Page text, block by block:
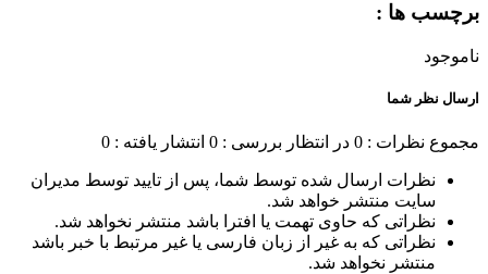
برچسب ها :
ناموجود
ارسال نظر شما
مجموع نظرات : 0 در انتظار بررسی : 0 انتشار یافته : 0
نظرات ارسال شده توسط شما، پس از تایید توسط مدیران
سایت منتشر خواهد شد.
نظراتی که حاوی تهمت یا افترا باشد منتشر نخواهد شد.
نظراتی که به غیر از زبان فارسی یا غیر مرتبط با خبر باشد
منتشر نخواهد شد.